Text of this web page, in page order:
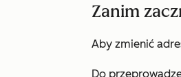
Zanim
Aby zmienić
Do